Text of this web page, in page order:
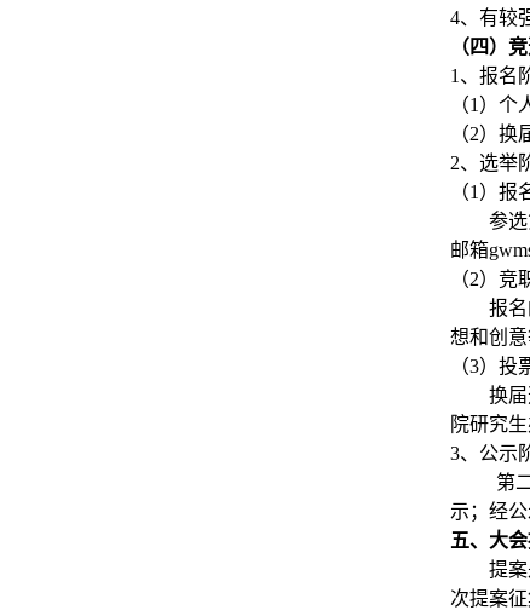
4、有较
（四）
1 、报名
（1 ）个
（2）换
2、选举
（1 ）报
参
邮箱
（2）竞
报
想和创
（3）投
换
院研究
3、公示
第
示；经
五、大
提
次提案